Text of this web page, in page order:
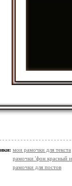
мои рамочки для текста
рамочки 'фон красный
рамочки для постов